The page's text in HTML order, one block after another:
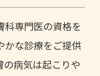
科専門医の資格を
かな診療をご提供
の病気は起こりや